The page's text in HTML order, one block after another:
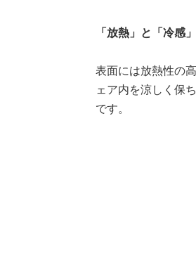
「放熱」と「冷感
表面には放熱性の
ェア内を涼しく保
です。